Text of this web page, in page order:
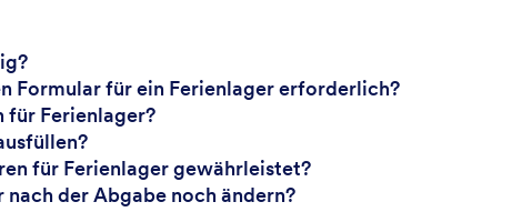
Formular für ein Ferienlager erforderlich?
für Ferienlager?
für Ferienlager gewährleistet?
der Abgabe noch ändern?